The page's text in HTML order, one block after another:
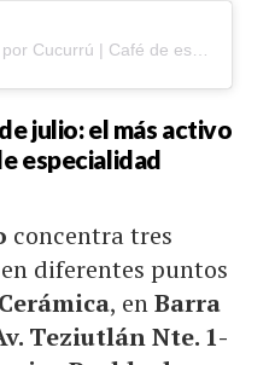
julio: el más activo
especialidad
concentra tres
diferentes puntos
, enBarra
Teziutlán Nte. 1-